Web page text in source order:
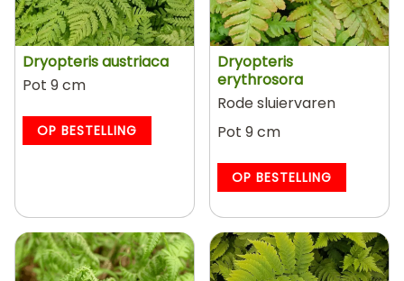
Dryopteris austriaca
Pot 9 cm
OP BESTELLING
Dryopteris
erythrosora
Rode sluiervaren
Pot 9 cm
OP BESTELLING